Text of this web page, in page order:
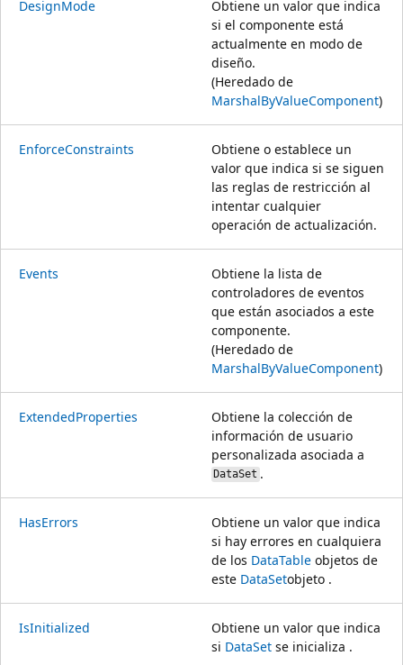
DesignMode
Obtiene un valor que indica
si el componente está
actualmente en modo de
diseño.
(Heredado de
MarshalByValueComponent)
EnforceConstraints
Obtiene o establece un
valor que indica si se siguen
las reglas de restricción al
intentar cualquier
operación de actualización.
Events
Obtiene la lista de
controladores de eventos
que están asociados a este
componente.
(Heredado de
MarshalByValueComponent)
ExtendedProperties
Obtiene la colección de
información de usuario
personalizada asociada a
DataSet .
HasErrors
Obtiene un valor que indica
si hay errores en cualquiera
de los DataTable objetos de
este DataSetobjeto .
IsInitialized
Obtiene un valor que indica
si DataSet se inicializa .